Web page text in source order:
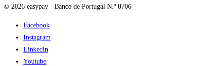
© 2026 easypay - Banco de Portugal N.º 8706
Facebook
Instagram
Linkedin
Youtube